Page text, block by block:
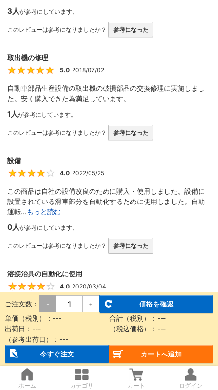
3人が参考にしています。
このレビューは参考になりましたか？ 参考になった
取出機の修理
5
5.0 2018/07/02
自動車部品生産設備の取出機の破損部品の交換修理に実施しまし
た。安く購入できた為満足しています。
1人が参考にしています。
このレビューは参考になりましたか？ 参考になった
設備
4
4.0 2022/05/25
この商品は自社の設備改良のために購入・使用しました。設備に
設置されている滑車部分を自動化するために使用しました。自動
運転...もっと読む
0人が参考にしています。
このレビューは参考になりましたか？ 参考になった
溶接治具の自動化に使用
4
4.0 2020/03/04
回転する機構をエアーで動かす際に使用しました。 ストロークが
豊富、形状が細くて設計に組み込みやすい、取り付け金具が便利
な...もっと読む
0人が参考にしています。
このレビューは参考になりましたか？ 参考になった
装置
ご注文数： - +
価格を確認
単価（税別）： --- 合計（税別）： ---
出荷日： --- （税込価格）： ---
（参考出荷日）： ---
今すぐ注文
カートへ追加
ホーム カテゴリ カート ログイン